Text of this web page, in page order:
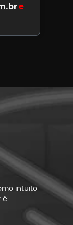
e
intuito
é